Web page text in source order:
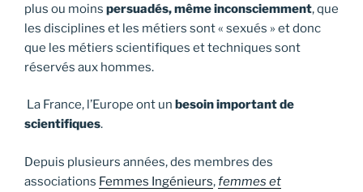
plus ou moins persuadés, même inconsciemment, que
les disciplines et les métiers sont « sexués » et donc
que les métiers scientifiques et techniques sont
réservés aux hommes.
La France, l’Europe ont un besoin important de
scientifiques.
Depuis plusieurs années, des membres des
associations Femmes Ingénieurs,femmes et